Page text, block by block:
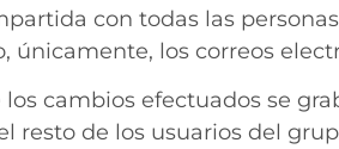
con todas las
los correos
cambios efectuados se
de los usuarios del